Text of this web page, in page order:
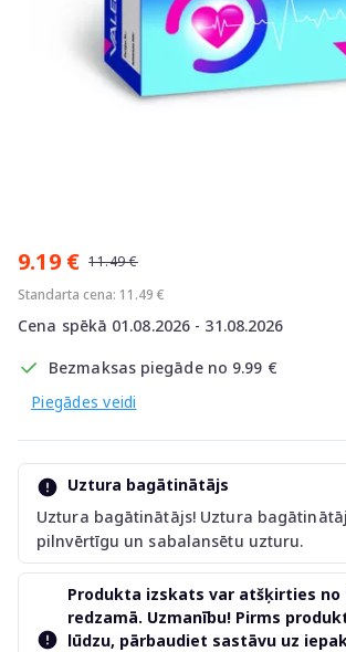
9.19 € 11.49 €
Standarta cena: 11.49 €
Cena spēkā 01.08.2026 - 31.08.2026
Bezmaksas piegāde no 9.99 €
Piegādes veidi
Uztura bagātinātājs
Uztura bagātinātājs! Uztura
pilnvērtīgu un sabalansētu uzturu.
Produkta izskats var atšķirties
redzamā. Uzmanību! Pirms
lūdzu, pārbaudiet sastāvu uz